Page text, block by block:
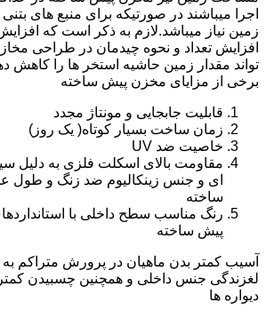
اجرا میباشند در صورتیکه برای منبع های
زمین نیاز میباشد.لازم به ذکر است که
افزایش تعداد و نحوه چیدمان در طراحی
تواند مقدار زمین حاشیه استخر ها را کاهش
برخی از مزایای مخزن پیش ساخته
قابلیت جابجایی و مونتاژ مجدد
زمان ساخت بسیار کوتاه( یک روز)
خاصیت ضد UV
مقاومت بالای اسکلت فلزی به دلیل
ای و جنس زینکالیوم ضد زنگ و طول
ساخته
رنگ مناسب سطح داخلی با
پیش ساخته
آسیب کمتر بدن ماهیان در پرورش متراکم
لغزندگی جنس داخلی و همچنین چسبیدن
دیواره ها